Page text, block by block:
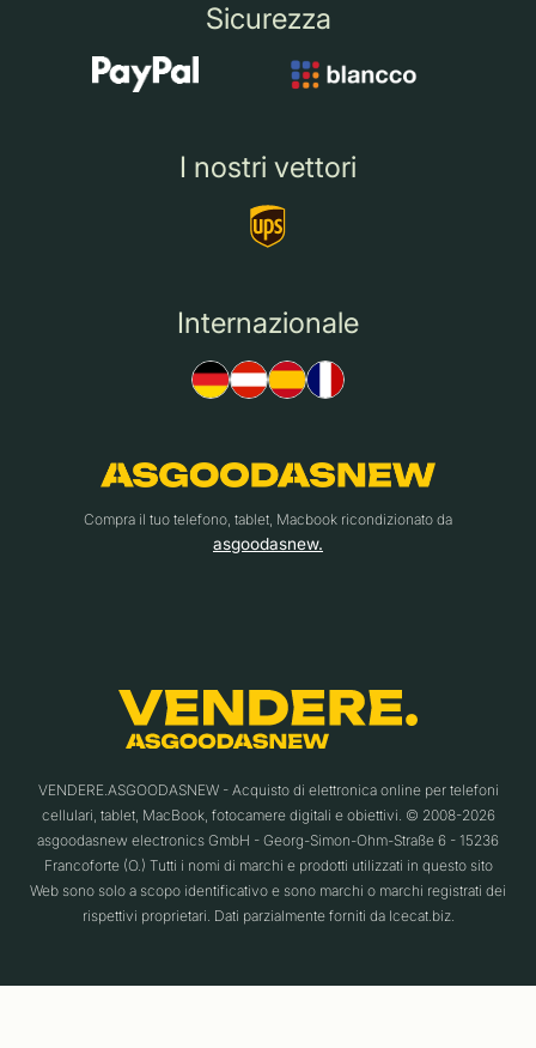
Sicurezza
I nostri vettori
Internazionale
Compra il tuo telefono, tablet, Macbook ricondizionato da
asgoodasnew.
VENDERE.ASGOODASNEW - Acquisto di elettronica online per telefoni
cellulari, tablet, MacBook, fotocamere digitali e obiettivi. © 2008-2026
asgoodasnew electronics GmbH - Georg-Simon-Ohm-Straße 6 - 15236
Francoforte (O.) Tutti i nomi di marchi e prodotti utilizzati in questo sito
Web sono solo a scopo identificativo e sono marchi o marchi registrati dei
rispettivi proprietari. Dati parzialmente forniti da Icecat.biz.